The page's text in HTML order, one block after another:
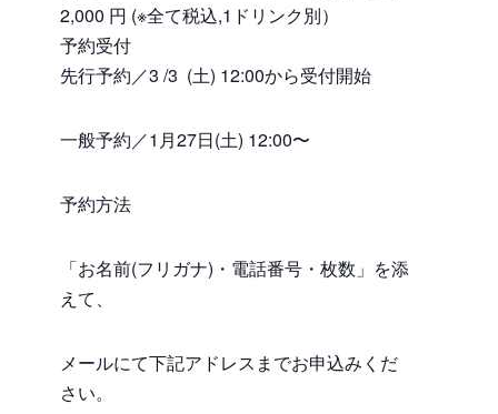
2,000 円 (※全て税込,1ドリンク別）
予約受付
先行予約／3 /3 (土) 12:00から受付開始
一般予約／1月27日(土) 12:00〜
予約方法
「お名前(フリガナ)・電話番号・枚数」を添
えて、
メールにて下記アドレスまでお申込みくだ
さい。